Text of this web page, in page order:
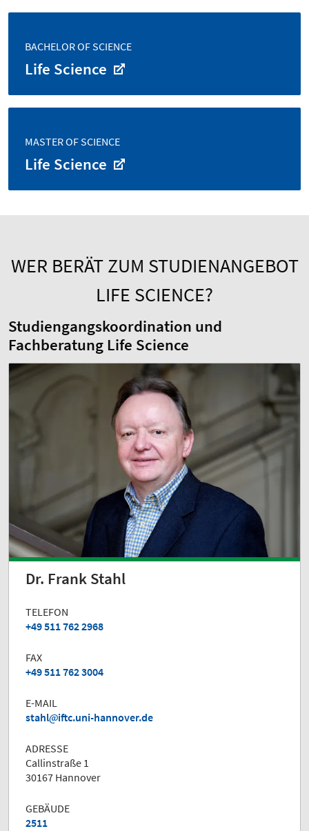
BACHELOR OF SCIENCE
Life Science
MASTER OF SCIENCE
Life Science
WER BERÄT ZUM STUDIENANGEBOT
LIFE SCIENCE?
Studiengangskoordination und
Fachberatung Life Science
Dr. Frank Stahl
TELEFON
+49 511 762 2968
FAX
+49 511 762 3004
E-MAIL
stahl
iftc.uni-hannover.de
ADRESSE
Callinstraße 1
30167 Hannover
GEBÄUDE
2511